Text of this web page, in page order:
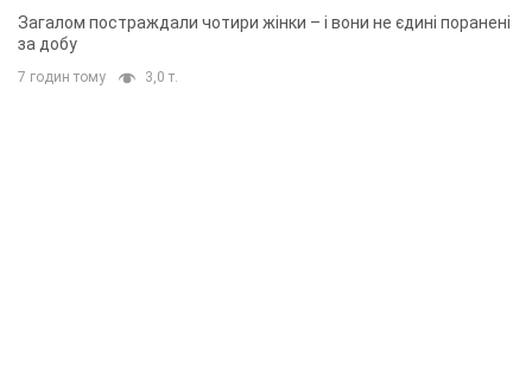
Загалом постраждали чотири жінки – і вони не єдині поранені
за добу
7 годин тому 3,0 т.